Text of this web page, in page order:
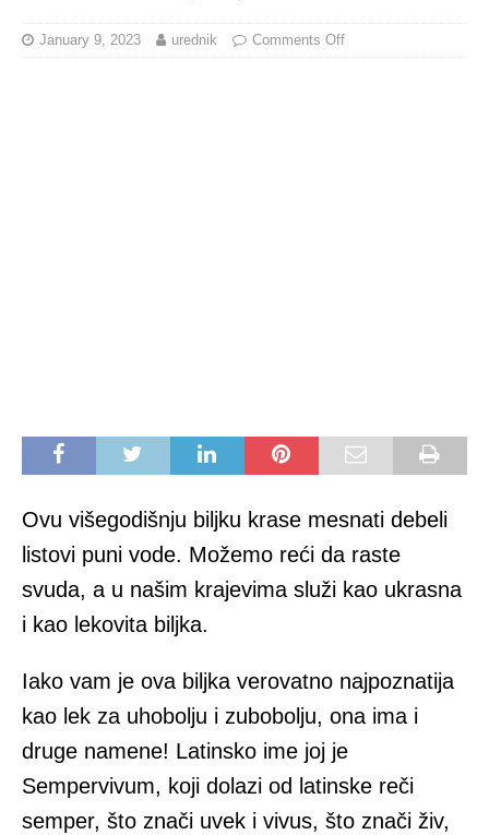
January 9, 2023 urednik Comments Off
Ovu višegodišnju biljku krase mesnati debeli
listovi puni vode. Možemo reći da raste
svuda, a u našim krajevima služi kao ukrasna
i kao lekovita biljka.
Iako vam je ova biljka verovatno najpoznatija
kao lek za uhobolju i zubobolju, ona ima i
druge namene! Latinsko ime joj je
Sempervivum, koji dolazi od latinske reči
semper, što znači uvek i vivus, što znači živ,